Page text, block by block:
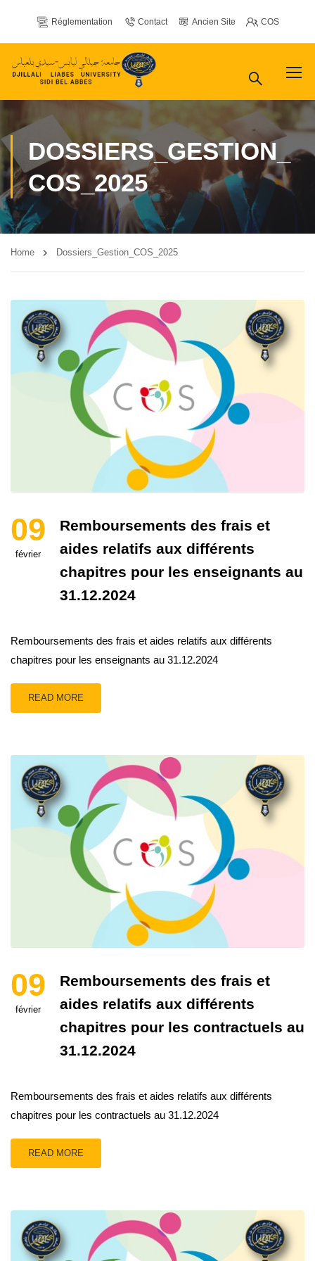
Réglementation Contact Ancien Site COS
DOSSIERS_GESTION_
COS_2025
Home Dossiers_Gestion_COS_2025
09
février
Remboursements des frais et
aides relatifs aux différents
chapitres pour les enseignants au
31.12.2024
Remboursements des frais et aides relatifs aux différents
chapitres pour les enseignants au 31.12.2024
READ MORE
09
février
Remboursements des frais et
aides relatifs aux différents
chapitres pour les contractuels au
31.12.2024
Remboursements des frais et aides relatifs aux différents
chapitres pour les contractuels au 31.12.2024
READ MORE